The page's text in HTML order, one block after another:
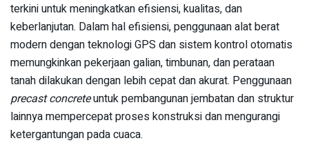
terkini untuk meningkatkan efisiensi, kualitas, dan
keberlanjutan. Dalam hal efisiensi, penggunaan alat berat
modern dengan teknologi GPS dan sistem kontrol otomatis
memungkinkan pekerjaan galian, timbunan, dan perataan
tanah dilakukan dengan lebih cepat dan akurat. Penggunaan
precast concreteuntuk pembangunan jembatan dan struktur
lainnya mempercepat proses konstruksi dan mengurangi
ketergantungan pada cuaca.